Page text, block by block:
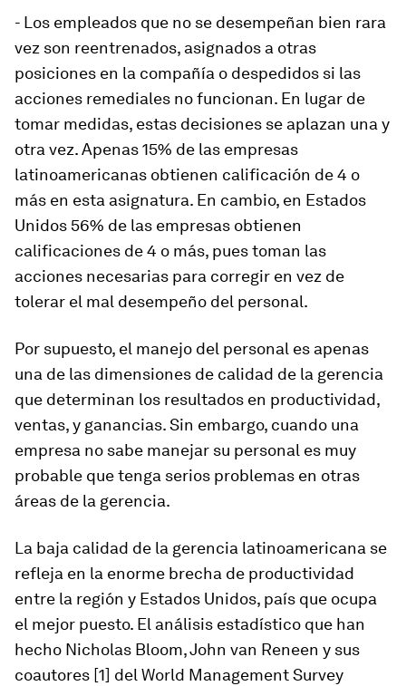
- Los empleados que no se desempeñan bien rara
vez son reentrenados, asignados a otras
posiciones en la compañía o despedidos si las
acciones remediales no funcionan. En lugar de
tomar medidas, estas decisiones se aplazan una y
otra vez. Apenas 15% de las empresas
latinoamericanas obtienen calificación de 4 o
más en esta asignatura. En cambio, en Estados
Unidos 56% de las empresas obtienen
calificaciones de 4 o más, pues toman las
acciones necesarias para corregir en vez de
tolerar el mal desempeño del personal.
Por supuesto, el manejo del personal es apenas
una de las dimensiones de calidad de la gerencia
que determinan los resultados en productividad,
ventas, y ganancias. Sin embargo, cuando una
empresa no sabe manejar su personal es muy
probable que tenga serios problemas en otras
áreas de la gerencia.
La baja calidad de la gerencia latinoamericana se
refleja en la enorme brecha de productividad
entre la región y Estados Unidos, país que ocupa
el mejor puesto. El análisis estadístico que han
hecho Nicholas Bloom, John van Reneen y sus
coautores [1] del World Management Survey